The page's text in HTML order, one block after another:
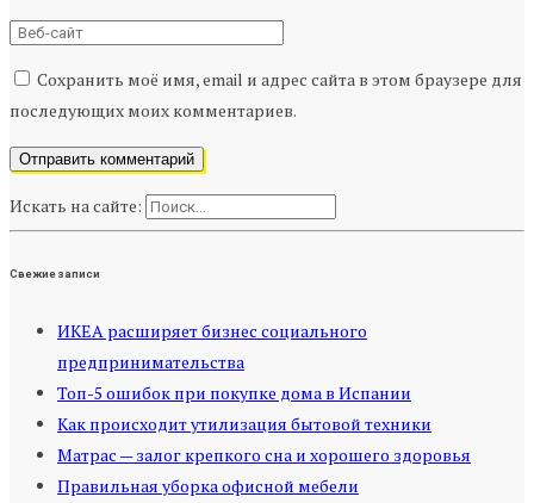
Сохранить моё имя, email и адрес сайта в этом браузере для
последующих моих комментариев.
Искать на сайте:
Свежие записи
ИКЕА расширяет бизнес социального
предпринимательства
Топ-5 ошибок при покупке дома в Испании
Как происходит утилизация бытовой техники
Матрас — залог крепкого сна и хорошего здоровья
Правильная уборка офисной мебели